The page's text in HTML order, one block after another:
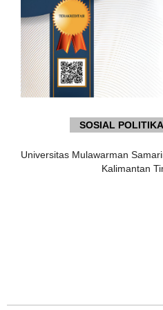
SOSIAL
Universitas Mulawarman
Kalimantan